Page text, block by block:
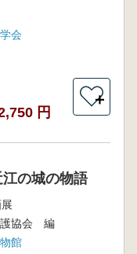
会
円
＋
の城の物語
護協会 編
館